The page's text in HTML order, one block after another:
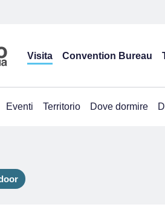
Visita Convention Bureau
Eventi Territorio Dove dormire